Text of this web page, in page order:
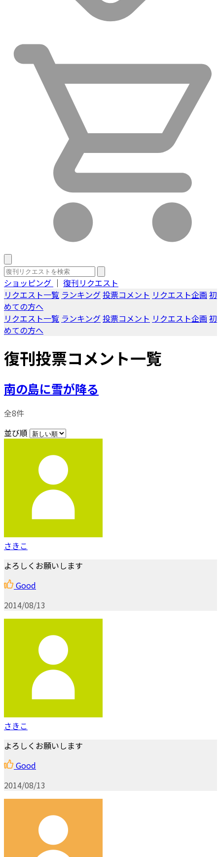
ショッピング ｜ 復刊リクエスト
リクエスト一覧 ランキング投票コメント リクエスト企画 初
めての方へ
リクエスト一覧 ランキング投票コメント リクエスト企画 初
めての方へ
復刊投票コメント一覧
南の島に雪が降る
全8件
並び順
さきこ
よろしくお願いします
Good
2014/08/13
さきこ
よろしくお願いします
Good
2014/08/13